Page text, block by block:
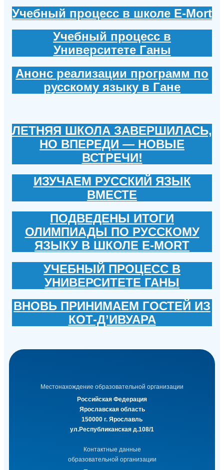
Учебный процесс в школе E-Mort
Учебный процесс в
Университете Ганы
Анонс реализации программ по
русскому языку в Гане
ЛЕТНЯЯ ШКОЛА ЗАВЕРШИЛАСЬ,
НО ВПЕРЕДИ — НОВЫЕ
ВСТРЕЧИ!
ИЗУЧАЕМ РУССКИЙ ЯЗЫК
ВМЕСТЕ
ПОДВЕДЕНЫ ИТОГИ
ОЛИМПИАДЫ ПО РУССКОМУ
ЯЗЫКУ В ШКОЛЕ E-MORT
УЧЕБНЫЙ ПРОЦЕСС В
УНИВЕРСИТЕТЕ ГАНЫ
ВНОВЬ ПРИНИМАЕМ ГОСТЕЙ ИЗ
КОТ-Д’ИВУАРА
Местонахождение образовательной организации
Российская Федерация
Ярославская область
150000 г. Ярославль
ул.Республиканская д.108/1
Контактные данные
образовательной организации